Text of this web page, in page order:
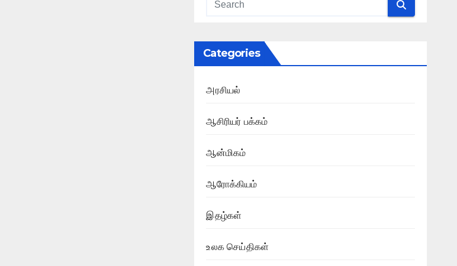
Categories
அரசியல்
ஆசிரியர் பக்கம்
ஆன்மிகம்
ஆரோக்கியம்
இதழ்கள்
உலக செய்திகள்